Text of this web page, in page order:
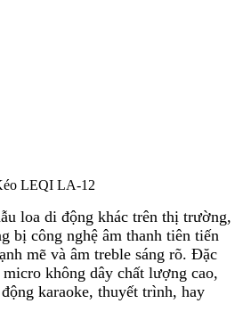
LEQI LA-12
loa di động khác trên thị trường,
bị công nghệ âm thanh tiên tiến
mẽ và âm treble sáng rõ. Đặc
không dây chất lượng cao,
karaoke, thuyết trình, hay